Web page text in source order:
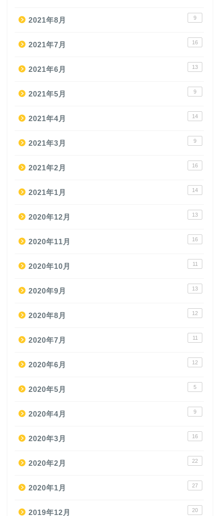
2021年8月 9
2021年7月 16
2021年6月 13
2021年5月 9
2021年4月 14
2021年3月 9
2021年2月 16
2021年1月 14
2020年12月 13
2020年11月 16
2020年10月 11
2020年9月 13
2020年8月 12
2020年7月 11
2020年6月 12
2020年5月 5
2020年4月 9
2020年3月 16
2020年2月 22
2020年1月 27
2019年12月 20